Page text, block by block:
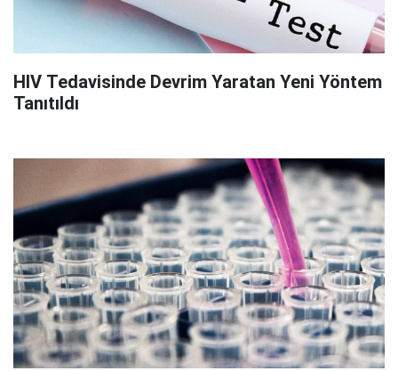
HIV Tedavisinde Devrim Yaratan Yeni Yöntem
Tanıtıldı